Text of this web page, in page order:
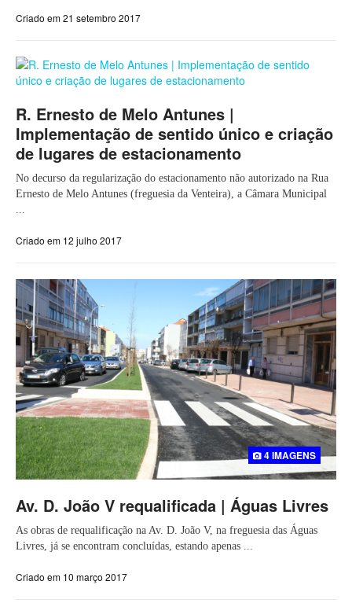
Criado em 21 setembro 2017
R. Ernesto de Melo Antunes |
Implementação de sentido único e criação
de lugares de estacionamento
No decurso da regularização do estacionamento não autorizado na Rua
Ernesto de Melo Antunes (freguesia da Venteira), a Câmara Municipal
...
Criado em 12 julho 2017
4 IMAGENS
Av. D. João V requalificada | Águas Livres
As obras de requalificação na Av. D. João V, na freguesia das Águas
Livres, já se encontram concluídas, estando apenas ...
Criado em 10 março 2017